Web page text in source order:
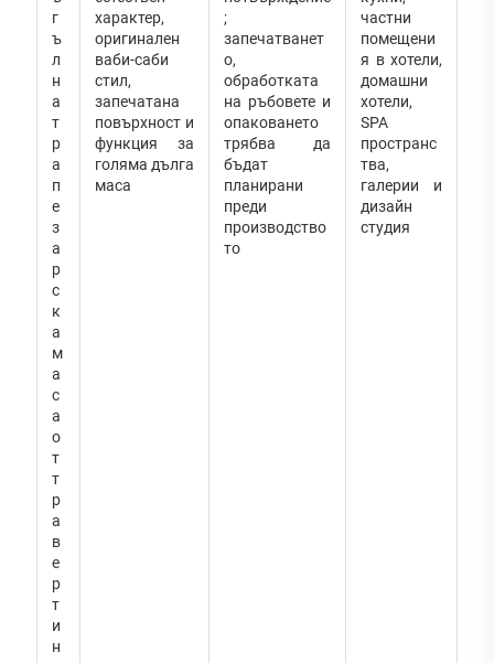
г
ъ
л
н
а
т
р
а
п
е
з
а
р
с
к
а
м
а
с
а
о
т
т
р
а
в
е
р
т
и
н
характер,
оригинален
ваби-саби
стил,
запечатана
повърхност и
функция за
голяма дълга
маса
;
запечатванет
о,
обработката
на ръбовете и
опаковането
трябва да
бъдат
планирани
преди
производство
то
частни
помещени
я в хотели,
домашни
хотели,
SPA
пространс
тва,
галерии и
дизайн
студия